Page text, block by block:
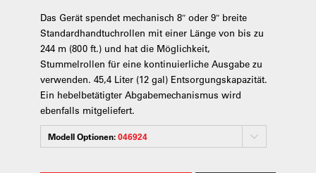
Das Gerät spendet mechanisch 8″ oder 9″ breite
Standardhandtuchrollen mit einer Länge von bis zu
244 m (800 ft.) und hat die Möglichkeit,
Stummelrollen für eine kontinuierliche Ausgabe zu
verwenden. 45,4 Liter (12 gal) Entsorgungskapazität.
Ein hebelbetätigter Abgabemechanismus wird
ebenfalls mitgeliefert.
Modell Optionen:046924